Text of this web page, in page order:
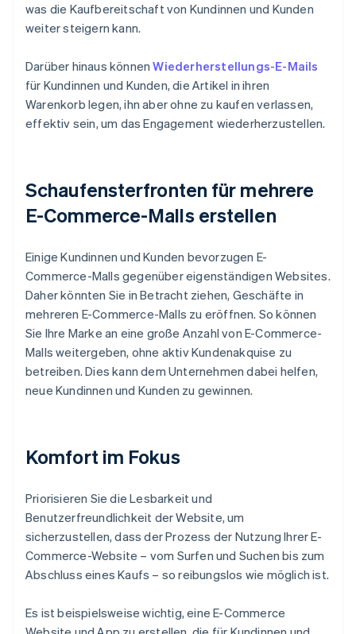
was die Kaufbereitschaft von Kundinnen und Kunden
weiter steigern kann.
Darüber hinaus könnenWiederherstellungs-E-Mails
für Kundinnen und Kunden, die Artikel in ihren
Warenkorb legen, ihn aber ohne zu kaufen verlassen,
effektiv sein, um das Engagement wiederherzustellen.
Schaufensterfronten für mehrere
E-Commerce-Malls erstellen
Einige Kundinnen und Kunden bevorzugen E-
Commerce-Malls gegenüber eigenständigen Websites.
Daher könnten Sie in Betracht ziehen, Geschäfte in
mehreren E-Commerce-Malls zu eröffnen. So können
Sie Ihre Marke an eine große Anzahl von E-Commerce-
Malls weitergeben, ohne aktiv Kundenakquise zu
betreiben. Dies kann dem Unternehmen dabei helfen,
neue Kundinnen und Kunden zu gewinnen.
Komfort im Fokus
Priorisieren Sie die Lesbarkeit und
Benutzerfreundlichkeit der Website, um
sicherzustellen, dass der Prozess der Nutzung Ihrer E-
Commerce-Website – vom Surfen und Suchen bis zum
Abschluss eines Kaufs – so reibungslos wie möglich ist.
Es ist beispielsweise wichtig, eine E-Commerce